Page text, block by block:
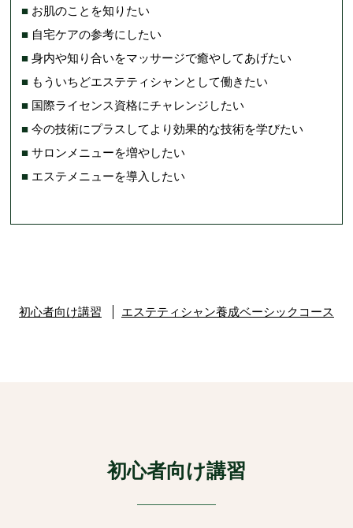
■ お肌のことを知りたい
■ 自宅ケアの参考にしたい
■ 身内や知り合いをマッサージで癒やしてあげたい
■ もういちどエステティシャンとして働きたい
■ 国際ライセンス資格にチャレンジしたい
■ 今の技術にプラスしてより効果的な技術を学びたい
■ サロンメニューを増やしたい
■ エステメニューを導入したい
初心者向け講習 エステティシャン養成ベーシックコース
初心者向け講習